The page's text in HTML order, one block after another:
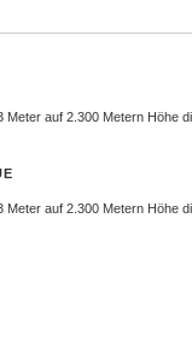
auf 2.300 Metern Höhe
auf 2.300 Metern Höhe